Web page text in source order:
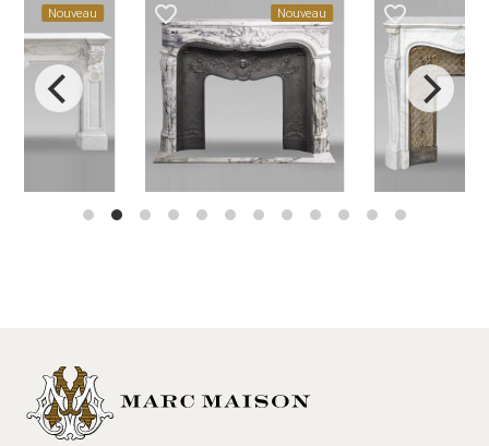
favorite_border favorite_border Nouveau